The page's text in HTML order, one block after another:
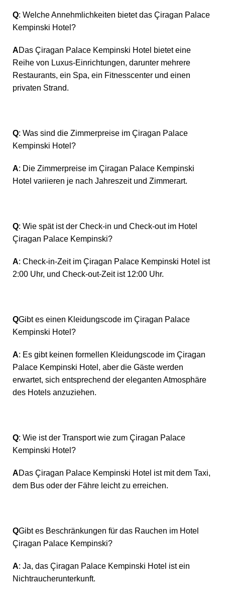
Q: Welche Annehmlichkeiten bietet das Çiragan Palace
Kempinski Hotel?
ADas Çiragan Palace Kempinski Hotel bietet eine
Reihe von Luxus-Einrichtungen, darunter mehrere
Restaurants, ein Spa, ein Fitnesscenter und einen
privaten Strand.
Q: Was sind die Zimmerpreise im Çiragan Palace
Kempinski Hotel?
A: Die Zimmerpreise im Çiragan Palace Kempinski
Hotel variieren je nach Jahreszeit und Zimmerart.
Q: Wie spät ist der Check-in und Check-out im Hotel
Çiragan Palace Kempinski?
A: Check-in-Zeit im Çiragan Palace Kempinski Hotel ist
2:00 Uhr, und Check-out-Zeit ist 12:00 Uhr.
QGibt es einen Kleidungscode im Çiragan Palace
Kempinski Hotel?
A: Es gibt keinen formellen Kleidungscode im Çiragan
Palace Kempinski Hotel, aber die Gäste werden
erwartet, sich entsprechend der eleganten Atmosphäre
des Hotels anzuziehen.
Q: Wie ist der Transport wie zum Çiragan Palace
Kempinski Hotel?
ADas Çiragan Palace Kempinski Hotel ist mit dem Taxi,
dem Bus oder der Fähre leicht zu erreichen.
QGibt es Beschränkungen für das Rauchen im Hotel
Çiragan Palace Kempinski?
A: Ja, das Çiragan Palace Kempinski Hotel ist ein
Nichtraucherunterkunft.